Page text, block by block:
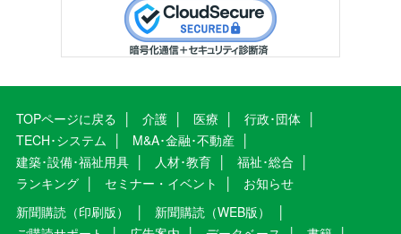
TOPページに戻る 介護 医療
行政･団体
TECH･システム
M&A･金融･不動産
建築･設備･福祉用具
人材･教育
福祉･総合
ランキング
セミナー・イベント
お知らせ
新聞購読（印刷版）
新聞購読（WEB版）